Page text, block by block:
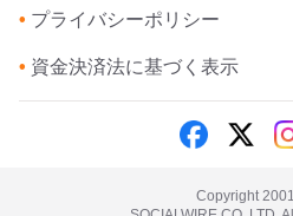
• プライバシーポリシー
• 資金決済法に基づく表示
Copyright